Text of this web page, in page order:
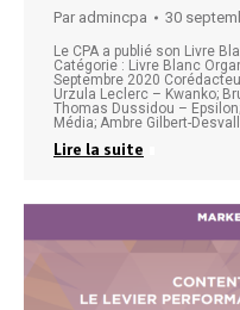
Par admincpa 30
Le CPA a publié son Livre
Catégorie : Livre Blanc
Septembre 2020
Urzula Leclerc – Kwanko;
Thomas Dussidou –
Média; Ambre Gilbert-
Lire la suite